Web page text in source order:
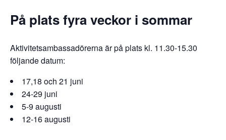
På plats fyra veckor i sommar
Aktivitetsambassadörerna är på plats kl. 11.30-15.30
följande datum:
17,18 och 21 juni
24-29 juni
5-9 augusti
12-16 augusti